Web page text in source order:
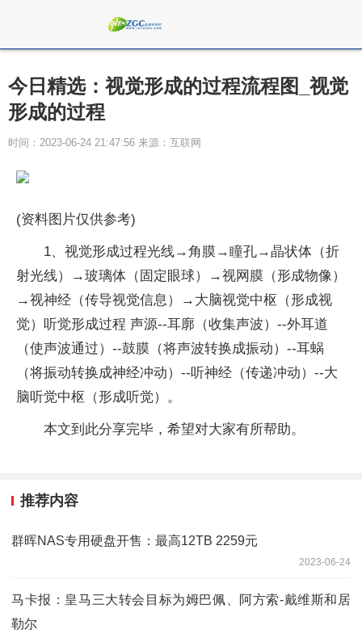
今日精选：视觉形成的过程流程图_视觉
形成的过程
时间：2023-06-24 21:47:56 来源：互联网
(资料图片仅供参考)
1、视觉形成过程光线→角膜→瞳孔→晶状体（折
射光线）→玻璃体（固定眼球）→视网膜（形成物像）
→视神经（传导视觉信息）→大脑视觉中枢（形成视
觉）听觉形成过程 声源--耳廓（收集声波）--外耳道
（使声波通过）--鼓膜（将声波转换成振动）--耳蜗
（将振动转换成神经冲动）--听神经（传递冲动）--大
脑听觉中枢（形成听觉）。
本文到此分享完毕，希望对大家有所帮助。
推荐内容
群晖NAS专用硬盘开售：最高12TB 2259元
2023-06-24
马卡报：皇马三大转会目标为姆巴佩、阿方索-戴维斯和居
勒尔